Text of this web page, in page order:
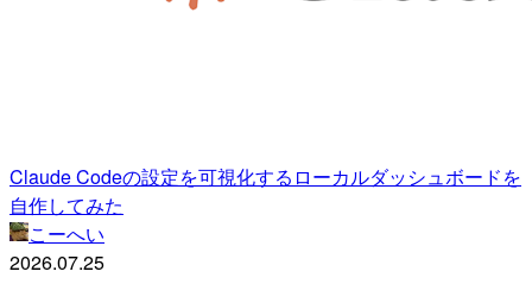
Claude Codeの設定を可視化するローカルダッシュボードを
自作してみた
こーへい
2026.07.25